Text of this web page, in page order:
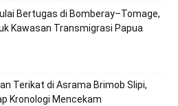
Bertugas di Bomberay–Tomage,
Kawasan Transmigrasi Papua
Terikat di Asrama Brimob Slipi,
Kronologi Mencekam